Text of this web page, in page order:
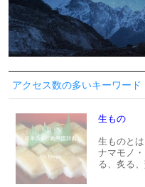
アクセス数の多いキーワード
生もの
生ものと
ナマモノ
る、炙る、